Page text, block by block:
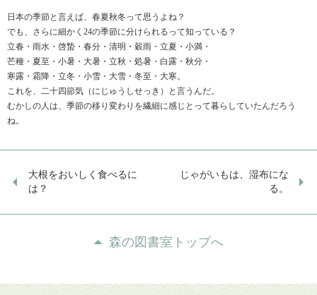
日本の季節と言えば、春夏秋冬って思うよね？
でも、さらに細かく 24の季節に分けられるって知っている？
立春・雨水・啓蟄・春分・清明・穀雨・立夏・小満 ・
芒種 ・夏至・小暑・大暑・立秋・処暑 ・白露 ・秋分 ・
寒露 ・霜降・立冬・小雪・大雪・冬至・大寒。
これを、二十四節気（にじゅうしせっき）と言うんだ。
むかしの人は、季節の移り変わりを繊細に感じとって暮らしていたんだろう
ね。
大根をおいしく食べるに
は？
じゃがいもは、湿布にな
る。
森の図書室トップへ